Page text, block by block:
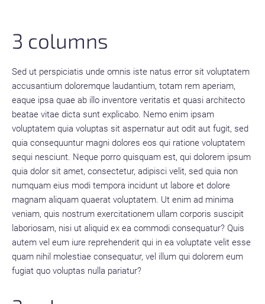
3 columns
Sed ut perspiciatis unde omnis iste natus error sit voluptatem
accusantium doloremque laudantium, totam rem aperiam,
eaque ipsa quae ab illo inventore veritatis et quasi architecto
beatae vitae dicta sunt explicabo. Nemo enim ipsam
voluptatem quia voluptas sit aspernatur aut odit aut fugit, sed
quia consequuntur magni dolores eos qui ratione voluptatem
sequi nesciunt. Neque porro quisquam est, qui dolorem ipsum
quia dolor sit amet, consectetur, adipisci velit, sed quia non
numquam eius modi tempora incidunt ut labore et dolore
magnam aliquam quaerat voluptatem. Ut enim ad minima
veniam, quis nostrum exercitationem ullam corporis suscipit
laboriosam, nisi ut aliquid ex ea commodi consequatur? Quis
autem vel eum iure reprehenderit qui in ea voluptate velit esse
quam nihil molestiae consequatur, vel illum qui dolorem eum
fugiat quo voluptas nulla pariatur?